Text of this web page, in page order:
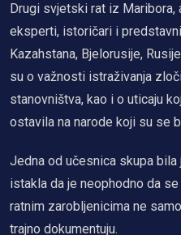
Drugi svjetski rat iz Maribora,
eksperti, istoričari i
Kazahstana, Bjelorusije,
su o važnosti istraživanja
stanovništva, kao i o uticaju
ostavila na narode koji su se
Jedna od učesnica skupa
istakla da je neophodno da
ratnim zarobljenicima ne
trajno dokumentuju.